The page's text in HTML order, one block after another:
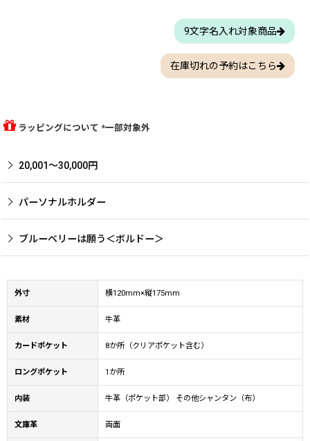
9文字名入れ対象商品
在庫切れの予約はこちら
ラッピングについて *一部対象外
20,001〜30,000円
パーソナルホルダー
ブルーベリーは願う＜ボルドー＞
外寸 横120mm×縦175mm
素材 牛革
カードポケット 8か所（クリアポケット含む）
ロングポケット 1か所
内装 牛革（ポケット部） その他シャンタン（布）
文庫革 両面